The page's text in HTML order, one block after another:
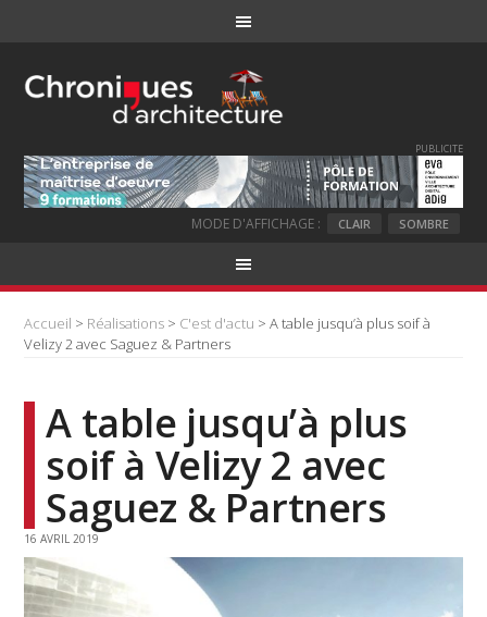
PUBLICITE
MODE D'AFFICHAGE : CLAIR SOMBRE
Accueil > Réalisations > C'est d'actu > A table jusqu’à plus soif à
Velizy 2 avec Saguez & Partners
A table jusqu’à plus
soif à Velizy 2 avec
Saguez & Partners
16 AVRIL 2019